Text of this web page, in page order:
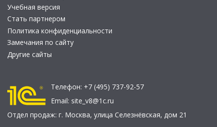
Учебная версия
Стать партнером
Политика конфиденциальности
Замечания по сайту
Другие сайты
Телефон: +7 (495) 737-92-57
Email: site_v8@1c.ru
Отдел продаж: г. Москва, улица Селезнёвская, дом 21